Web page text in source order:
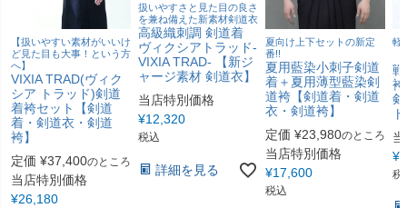
【扱いやすい素材がいいけ
ど見た目も大事！という方
へ】
VIXIA TRAD(ヴィク
シア トラッド)剣道
着袴セット【剣道
着・剣道衣・剣道
袴】
定価 ¥37,400のところ
当店特別価格
¥26,180
扱いやすさと見た目の良さ
を兼ね備えた新素材剣道衣
高級織刺調 剣道着
ヴィクシアトラッド-
VIXIA TRAD- 【新ジ
ャージ素材 剣道衣】
当店特別価格
¥12,320
税込
詳細を見る
夏向け上下セットの新定
番!!
夏用藍染小刺子剣道
着＋夏用薄型藍染剣
道袴【剣道着・剣道
衣・剣道袴】
定価 ¥23,980のところ
当店特別価格
¥17,600
税込
軽
¥
税